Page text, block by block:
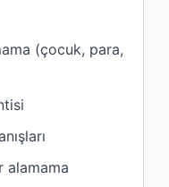
(çocuk, para,
alamama